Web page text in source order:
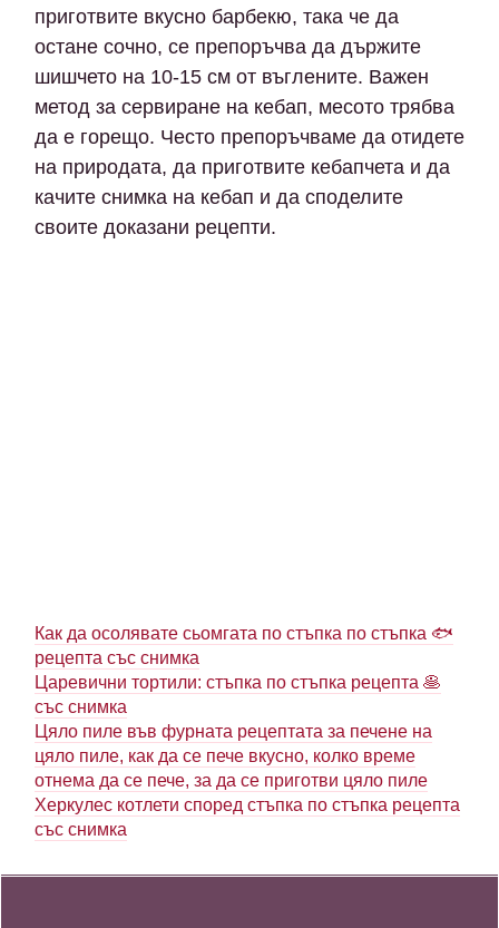
приготвите вкусно барбекю, така че да
остане сочно, се препоръчва да държите
шишчето на 10-15 см от въглените. Важен
метод за сервиране на кебап, месото трябва
да е горещо. Често препоръчваме да отидете
на природата, да приготвите кебапчета и да
качите снимка на кебап и да споделите
своите доказани рецепти.
Как да осолявате сьомгата по стъпка по стъпка 🐟
рецепта със снимка
Царевични тортили: стъпка по стъпка рецепта 🥞
със снимка
Цяло пиле във фурната рецептата за печене на
цяло пиле, как да се пече вкусно, колко време
отнема да се пече, за да се приготви цяло пиле
Херкулес котлети според стъпка по стъпка рецепта
със снимка